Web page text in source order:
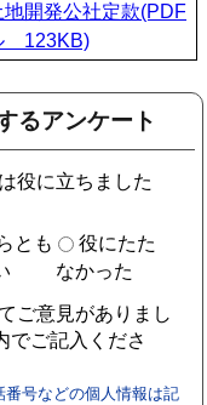
地開発公社定款(PDF
123KB)
るアンケート
役に立ちました
とも
役にたた
なかった
ご意見がありまし
でご記入くださ
番号などの個人情報は記